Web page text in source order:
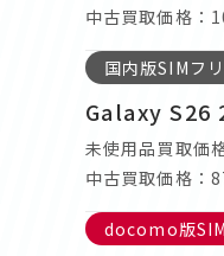
中古買取価格：
国内版SIMフ
Galaxy S26
未使用品買取価
中古買取価格：
docomo版